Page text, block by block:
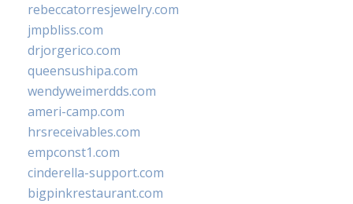
rebeccatorresjewelry.com
jmpbliss.com
drjorgerico.com
queensushipa.com
wendyweimerdds.com
ameri-camp.com
hrsreceivables.com
empconst1.com
cinderella-support.com
bigpinkrestaurant.com